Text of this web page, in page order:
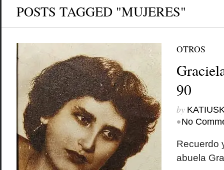
POSTS TAGGED "MUJERES"
OTROS
90
by
•No
Recuerdo
abuela